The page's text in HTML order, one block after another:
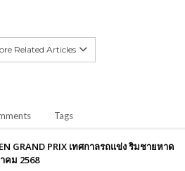
Related Articles
Tags
GRAND PRIX เทศกาลรถแข่ง ริมชายหาด
คม 2568